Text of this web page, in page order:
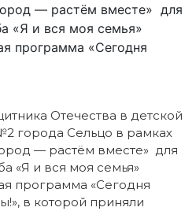
— растём вместе» для
«Я и вся моя семья»
программа «Сегодня
Отечества в детской
города Сельцо в рамках
— растём вместе» для
«Я и вся моя семья»
программа «Сегодня
в которой приняли